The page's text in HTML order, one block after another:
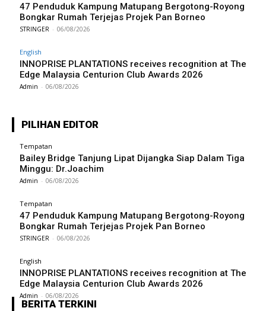
47 Penduduk Kampung Matupang Bergotong-Royong
Bongkar Rumah Terjejas Projek Pan Borneo
STRINGER - 06/08/2026
English
INNOPRISE PLANTATIONS receives recognition at The
Edge Malaysia Centurion Club Awards 2026
Admin - 06/08/2026
PILIHAN EDITOR
Tempatan
Bailey Bridge Tanjung Lipat Dijangka Siap Dalam Tiga
Minggu: Dr.Joachim
Admin - 06/08/2026
Tempatan
47 Penduduk Kampung Matupang Bergotong-Royong
Bongkar Rumah Terjejas Projek Pan Borneo
STRINGER - 06/08/2026
English
INNOPRISE PLANTATIONS receives recognition at The
Edge Malaysia Centurion Club Awards 2026
Admin - 06/08/2026
BERITA TERKINI